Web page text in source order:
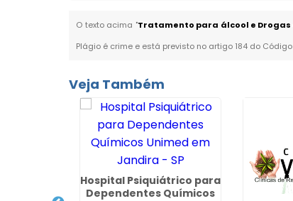
O texto acima "Tratamento para álcool e
Plágio é crime e está previsto no artigo 184 do Código
Veja Também
Hospital Psiquiátrico para
Dependentes Químicos